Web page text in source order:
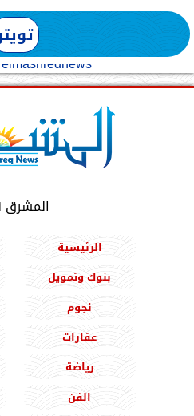
المشرق
الرئيسية
بنوك وتمويل
نجوم
عقارات
رياضة
الفن